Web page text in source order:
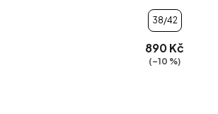
38/42
890 Kč
(–10 %)